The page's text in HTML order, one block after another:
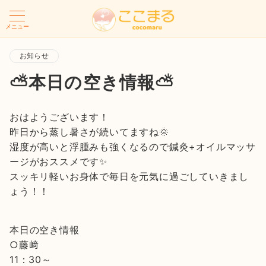
メニュー
お知らせ
⛅本日の空き情報⛅
おはようございます！
昨日から蒸し暑さが続いてますね🌞
湿度が高いと浮腫みも強くなるので鍼灸+オイルマッサ
ージがおススメです✨
スッキリ軽いお身体で毎日を元気に過ごしていきまし
ょう！！
本日の空き情報
○藤﨑
11：30～